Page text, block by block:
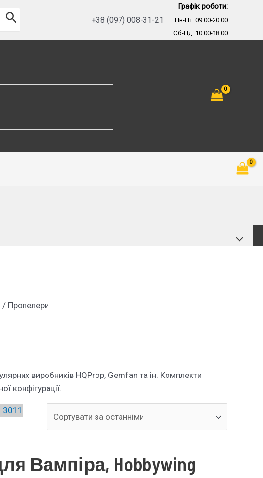
+38 (097) 008-31-21
Графік роботи:
Пн-Пт: 09:00-20:00
Сб-Нд: 10:00-18:00
/ Пропелери
виробників HQProp, Gemfan та ін. Комплекти
конфігурації.
Вампіра, Hobbywing